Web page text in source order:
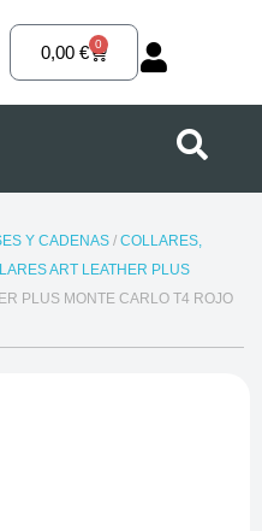
0,00€ 0
Carrito
Y CADENAS/ COLLARES,
ART LEATHER PLUS
PLUS MONTE CARLO T4 ROJO